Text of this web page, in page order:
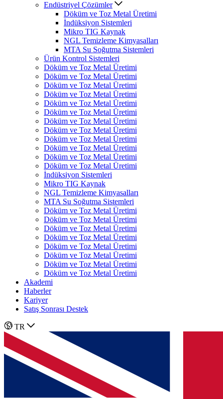
Endüstriyel Çözümler
Döküm ve Toz Metal Üretimi
İndüksiyon Sistemleri
Mikro TIG Kaynak
NGL Temizleme Kimyasalları
MTA Su Soğutma Sistemleri
Ürün Kontrol Sistemleri
Döküm ve Toz Metal Üretimi
Döküm ve Toz Metal Üretimi
Döküm ve Toz Metal Üretimi
Döküm ve Toz Metal Üretimi
Döküm ve Toz Metal Üretimi
Döküm ve Toz Metal Üretimi
Döküm ve Toz Metal Üretimi
Döküm ve Toz Metal Üretimi
Döküm ve Toz Metal Üretimi
Döküm ve Toz Metal Üretimi
Döküm ve Toz Metal Üretimi
Döküm ve Toz Metal Üretimi
İndüksiyon Sistemleri
Mikro TIG Kaynak
NGL Temizleme Kimyasalları
MTA Su Soğutma Sistemleri
Döküm ve Toz Metal Üretimi
Döküm ve Toz Metal Üretimi
Döküm ve Toz Metal Üretimi
Döküm ve Toz Metal Üretimi
Döküm ve Toz Metal Üretimi
Döküm ve Toz Metal Üretimi
Döküm ve Toz Metal Üretimi
Döküm ve Toz Metal Üretimi
Akademi
Haberler
Kariyer
Satış Sonrası Destek
TR